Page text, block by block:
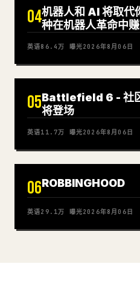
04机器人和 AI 将取代
种在机器人革命中
英语86.4万 曝光2026年8月06日
05Battlefield 6 - 社
将登场
英语11.7万 曝光2026年8月06日
06ROBBINGHOOD
英语29.1万 曝光2026年8月06日